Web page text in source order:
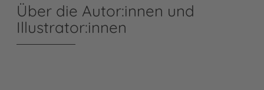
Über die Autor:innen und
Illustrator:innen